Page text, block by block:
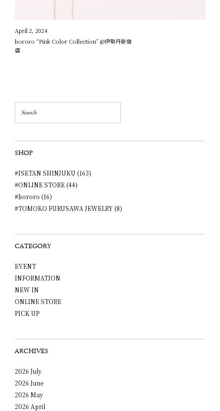
April 2, 2024
bororo “Pink Color Collection” @伊勢丹新宿
店
SHOP
#ISETAN SHINJUKU (163)
#ONLINE STORE (44)
#bororo (16)
#TOMOKO FURUSAWA JEWELRY (8)
CATEGORY
EVENT
INFORMATION
NEW IN
ONLINE STORE
PICK UP
ARCHIVES
2026 July
2026 June
2026 May
2026 April